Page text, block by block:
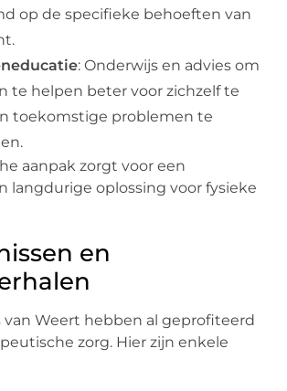
op de specifieke behoeften van
: Onderwijs en advies om
te helpen beter voor zichzelf te
toekomstige problemen te
aanpak zorgt voor een
langdurige oplossing voor fysieke
en
van Weert hebben al geprofiteerd
zorg. Hier zijn enkele